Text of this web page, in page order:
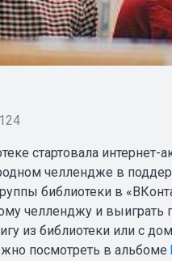
стартовала
челлендже в
библиотеки в
челленджу и выиграть
из библиотеки или с
посмотреть в альбоме